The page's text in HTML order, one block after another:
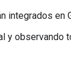
integrados en
y observando